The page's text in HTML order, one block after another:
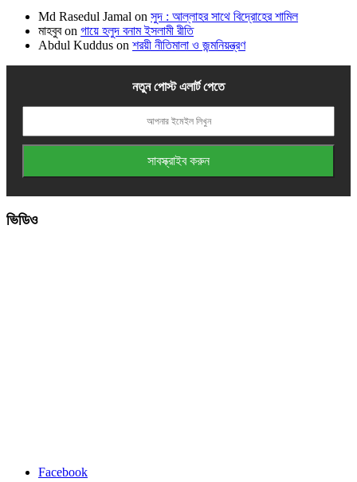
Md Rasedul Jamal on সুদ : আল্লাহর সাথে বিদ্রোহের শামিল
মাহবুবon গায়ে হলুদ বনাম ইসলামী রীতি
Abdul Kuddus on শরয়ী নীতিমালা ও জন্মনিয়ন্ত্রণ
নতুন পোস্ট এলার্ট পেতে
ভিডিও
Facebook